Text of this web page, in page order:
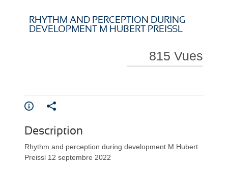
i
e
i
e
RHYTHM AND PERCEPTION DURING
DEVELOPMENT M HUBERT PREISSL
815 Vues
Description
Rhythm and perception during development M Hubert
Preissl 12 septembre 2022